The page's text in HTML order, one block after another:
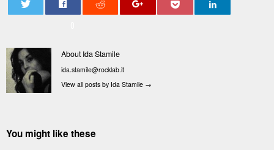
About Ida Stamile
ida.stamile@rocklab.it
View all posts by Ida Stamile →
You might like these